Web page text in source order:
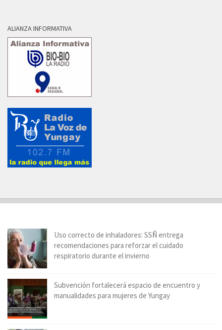
ALIANZA INFORMATIVA
Uso correcto de inhaladores: SSÑ entrega
recomendaciones para reforzar el cuidado
respiratorio durante el invierno
Subvención fortalecerá espacio de encuentro y
manualidades para mujeres de Yungay